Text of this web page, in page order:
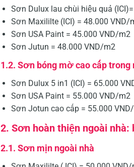
Sơn Dulux lau chùi hiệu quả
Sơn Maxililte (ICI) = 48.000 VND/
Sơn USA Paint = 45.000 VND/m2
Sơn Jutun = 48.000 VND/m2
1.2. Sơn bóng mờ cao cấp trong
Sơn Dulux 5 in1 (ICI) = 65.000
Sơn USA Paint = 55.000 VND/m2
Sơn Jotun cao cấp = 55.000
2. Sơn hoàn thiện ngoài
2.1. Sơn mịn ngoài nhà